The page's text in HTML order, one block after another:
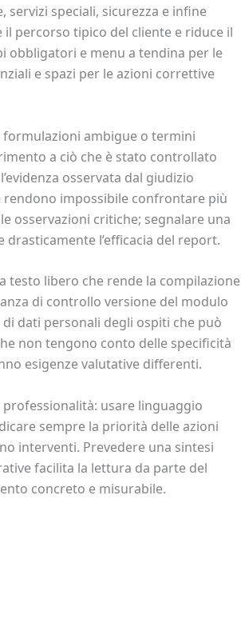
servizi speciali, sicurezza e infine
percorso tipico del cliente e riduce il
obbligatori e menu a tendina per le
e spazi per le azioni correttive
ambigue o termini
a ciò che è stato controllato
osservata dal giudizio
impossibile confrontare più
osservazioni critiche; segnalare una
l’efficacia del report.
testo libero che rende la compilazione
di controllo versione del modulo
dati personali degli ospiti che può
non tengono conto delle specificità
esigenze valutative differenti.
usare linguaggio
sempre la priorità delle azioni
interventi. Prevedere una sintesi
facilita la lettura da parte del
concreto e misurabile.